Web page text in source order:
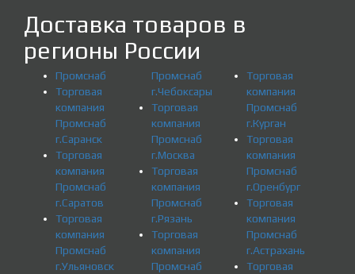
Доставка товаров в
регионы России
Промснаб
Торговая
компания
Промснаб
г.Саранск
Торговая
компания
Промснаб
г.Саратов
Торговая
компания
Промснаб
г.Ульяновск
Промснаб
г.Чебоксары
Торговая
компания
Промснаб
г.Москва
Торговая
компания
Промснаб
г.Рязань
Торговая
компания
Промснаб
Торговая
компания
Промснаб
г.Курган
Торговая
компания
Промснаб
г.Оренбург
Торговая
компания
Промснаб
г.Астрахань
Торговая